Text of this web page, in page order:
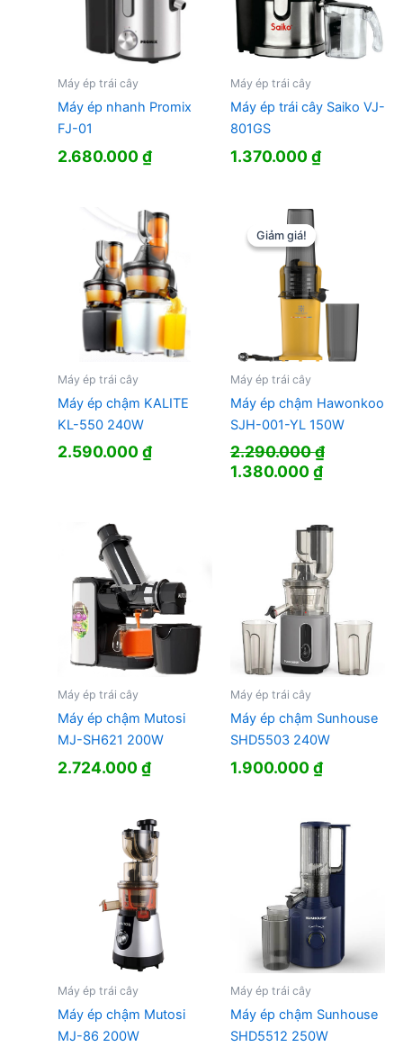
Máy ép trái cây
Máy ép nhanh Promix
FJ-01
2.680.000₫
Máy ép trái cây
Máy ép trái cây Saiko VJ-
801GS
1.370.000₫
Máy ép trái cây
Máy ép chậm KALITE
KL-550 240W
2.590.000₫
Giảm giá!
Giảm giá!
Máy ép trái cây
Máy ép chậm Hawonkoo
SJH-001-YL 150W
2.290.000₫
Giá
2.290.000 ₫.
1.380.000₫Giá
là:
Máy ép trái cây
Máy ép chậm Mutosi
MJ-SH621 200W
2.724.000₫
Máy ép trái cây
Máy ép chậm Sunhouse
SHD5503 240W
1.900.000₫
Máy ép trái cây
Máy ép chậm Mutosi
MJ-86 200W
Máy ép trái cây
Máy ép chậm Sunhouse
SHD5512 250W